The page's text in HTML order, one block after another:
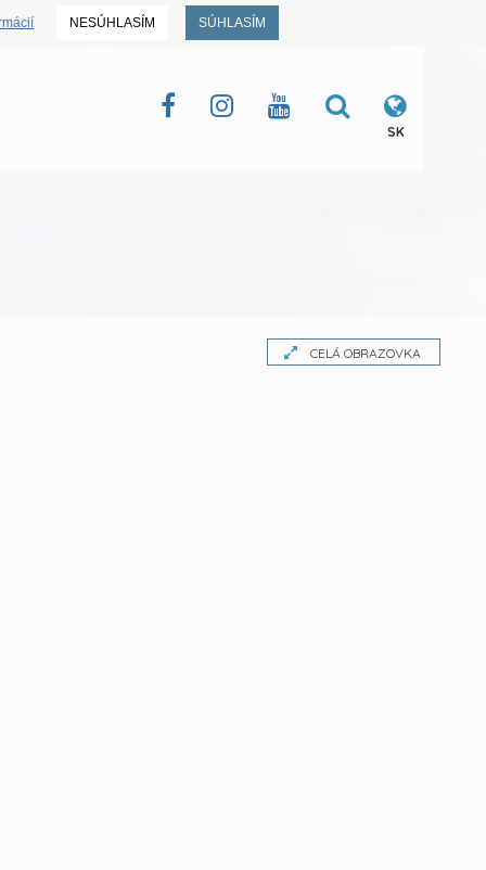
NESÚHLASÍM SÚHLASÍM
SK
CELÁ OBRAZOVKA